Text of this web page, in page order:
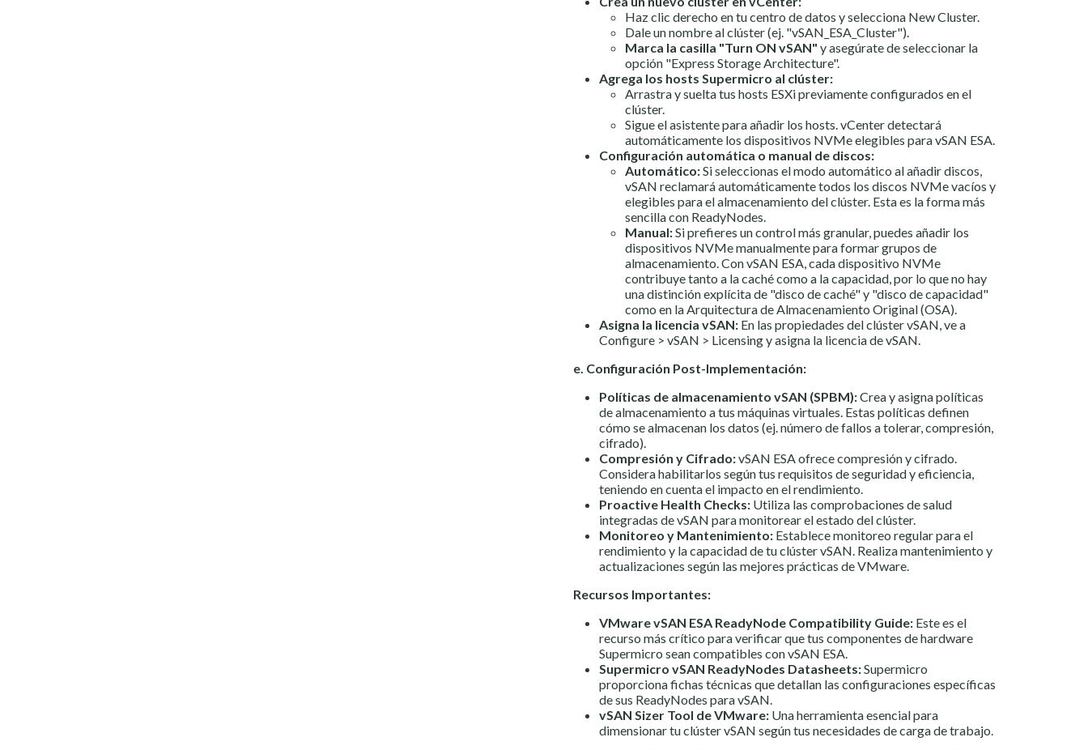
Haz clic derecho en tu centro de datos y selecciona New Cluster.
Dale un nombre al clúster (ej. "vSAN_ESA_Cluster").
Marca la casilla "Turn ON vSAN" y asegúrate de seleccionar la
opción "Express Storage Architecture".
Agrega los hosts Supermicro al clúster:
Arrastra y suelta tus hosts ESXi previamente configurados en el
clúster.
Sigue el asistente para añadir los hosts. vCenter detectará
automáticamente los dispositivos NVMe elegibles para vSAN ESA.
Configuración automática o manual de discos:
Automático:Si seleccionas el modo automático al añadir discos,
vSAN reclamará automáticamente todos los discos NVMe vacíos y
elegibles para el almacenamiento del clúster. Esta es la forma más
sencilla con ReadyNodes.
Manual:Si prefieres un control más granular, puedes añadir los
dispositivos NVMe manualmente para formar grupos de
almacenamiento. Con vSAN ESA, cada dispositivo NVMe
contribuye tanto a la caché como a la capacidad, por lo que no hay
una distinción explícita de "disco de caché" y "disco de capacidad"
como en la Arquitectura de Almacenamiento Original (OSA).
Asigna la licencia vSAN: En las propiedades del clúster vSAN, ve a
Configure > vSAN > Licensing y asigna la licencia de vSAN.
e. Configuración Post-Implementación:
Políticas de almacenamiento vSAN (SPBM):Crea y asigna políticas
de almacenamiento a tus máquinas virtuales. Estas políticas definen
cómo se almacenan los datos (ej. número de fallos a tolerar, compresión,
cifrado).
Compresión y Cifrado:vSAN ESA ofrece compresión y cifrado.
Considera habilitarlos según tus requisitos de seguridad y eficiencia,
teniendo en cuenta el impacto en el rendimiento.
Proactive Health Checks: Utiliza las comprobaciones de salud
integradas de vSAN para monitorear el estado del clúster.
Monitoreo y Mantenimiento: Establece monitoreo regular para el
rendimiento y la capacidad de tu clúster vSAN. Realiza mantenimiento y
actualizaciones según las mejores prácticas de VMware.
Recursos Importantes:
VMware vSAN ESA ReadyNode Compatibility Guide: Este es el
recurso más crítico para verificar que tus componentes de hardware
Supermicro sean compatibles con vSAN ESA.
Supermicro vSAN ReadyNodes Datasheets:Supermicro
proporciona fichas técnicas que detallan las configuraciones específicas
de sus ReadyNodes para vSAN.
vSAN Sizer Tool de VMware: Una herramienta esencial para
dimensionar tu clúster vSAN según tus necesidades de carga de trabajo.